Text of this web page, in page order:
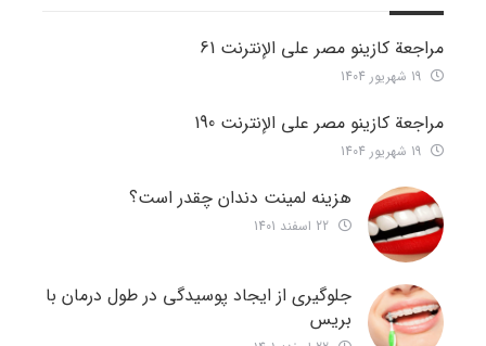
مراجعة كازينو مصر على الإنترنت 61
مراجعة كازينو مصر على الإنترنت 190
هزینه لمینت دندان چقدر است؟
جلوگیری از ایجاد پوسیدگی در طول درمان با
بریس